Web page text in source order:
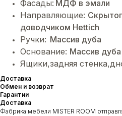
Фасады: МДФ в эмали
Направляющие:
доводчиком Hettich
Ручки: Массив дуба
Основание: Массив дуба
Ящики,задняя
Доставка
Обмен и возврат
Гарантии
Доставка
Фабрика мебели MISTER ROOM